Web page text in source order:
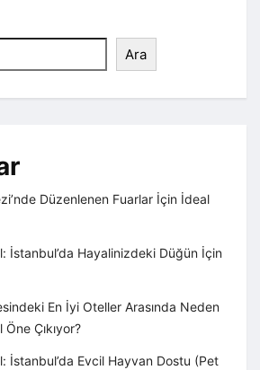
Ara
Düzenlenen Fuarlar İçin İdeal
İstanbul’da Hayalinizdeki Düğün İçin
En İyi Oteller Arasında Neden
Çıkıyor?
İstanbul’da Evcil Hayvan Dostu (Pet